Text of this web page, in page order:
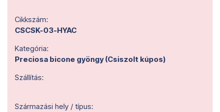
Cikkszám:
CSCSK-03-HYAC
Kategória:
Preciosa bicone gyöngy (Csiszolt kúpos)
Szállítás:
Származási hely / típus: